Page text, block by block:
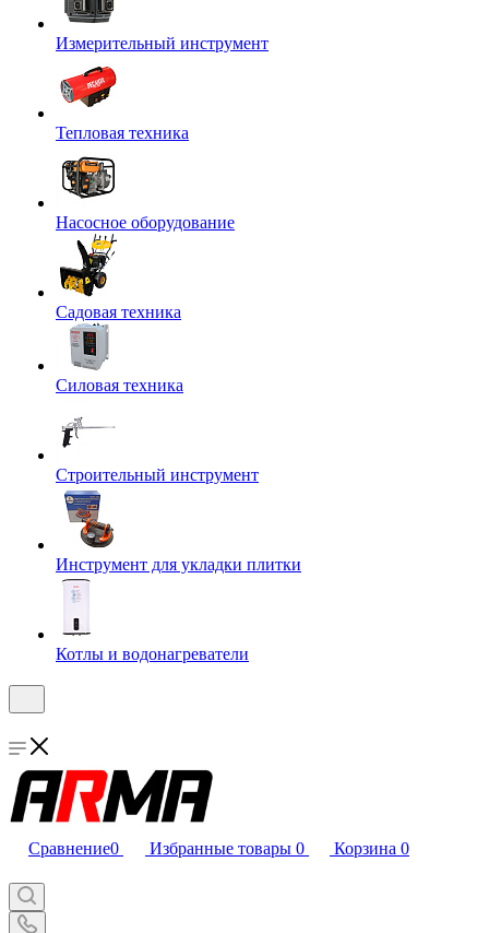
Измерительный инструмент
Тепловая техника
Насосное оборудование
Садовая техника
Силовая техника
Строительный инструмент
Инструмент для укладки плитки
Котлы и водонагреватели
Сравнение0 Избранные товары 0 Корзина 0